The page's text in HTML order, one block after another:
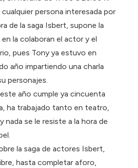
persona interesada por
de la saga Isbert, supone la
la colaboran el actor y el
pues Tony ya estuvo en
año impartiendo una charla
personajes.
año cumple ya cincuenta
ha trabajado tanto en teatro,
nada se le resiste a la hora de
la saga de actores Isbert,
hasta completar aforo,